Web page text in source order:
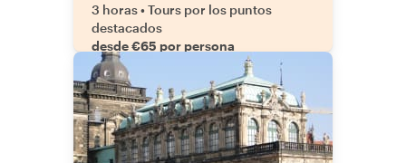
3 horas•Tours por los puntos
destacados
desde €65 por persona